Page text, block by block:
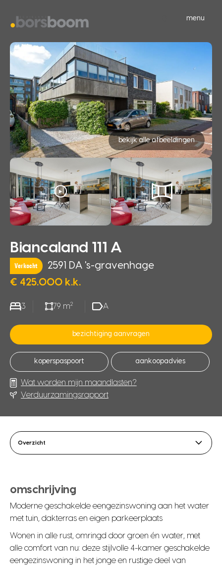
menu
bekijk alle afbeeldingen
Biancaland 111 A
Verkocht
2591 DA 's-gravenhage
€ 425.000 k.k.
3 79 m2 A
bezichtiging aanvragen
koperspaspoort aankoopadvies
Wat worden mijn maandlasten?
Verduurzamingsrapport
Overzicht
omschrijving
Moderne geschakelde eengezinswoning aan het water
met tuin, dakterras en eigen parkeerplaats
Wonen in alle rust, omringd door groen én water, met
alle comfort van nu: deze stijlvolle 4-kamer geschakelde
eengezinswoning in het jonge en rustige deel van